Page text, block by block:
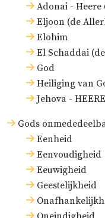
Adonai - Heere
Eljoon (de
Elohim
El Schaddai
God
Heiliging van
Jehova - HEERE
Gods
Eenheid
Eenvoudigheid
Eeuwigheid
Geestelijkheid